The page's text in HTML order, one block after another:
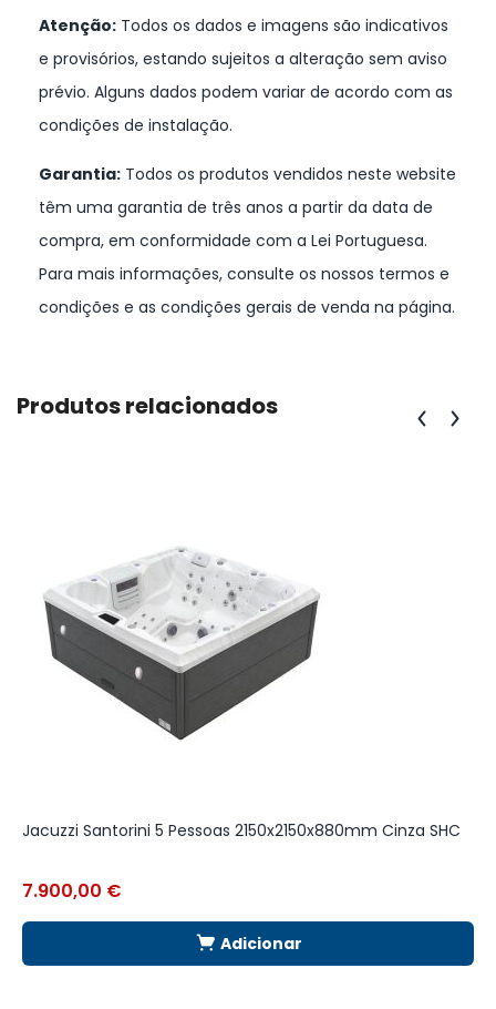
Atenção: Todos os dados e imagens são indicativos
e provisórios, estando sujeitos a alteração sem aviso
prévio. Alguns dados podem variar de acordo com as
condições de instalação.
Garantia: Todos os produtos vendidos neste website
têm uma garantia de três anos a partir da data de
compra, em conformidade com a Lei Portuguesa.
Para mais informações, consulte os nossos termos e
condições e as condições gerais de venda na página.
Produtos relacionados
Jacuzzi Santorini 5 Pessoas 2150x2150x880mm Cinza SHC
7.900,00 €
Adicionar